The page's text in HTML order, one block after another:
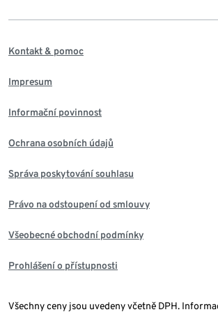
Kontakt & pomoc
Impresum
Informační povinnost
Ochrana osobních údajů
Správa poskytování souhlasu
Právo na odstoupení od smlouvy
Všeobecné obchodní podmínky
Prohlášení o přístupnosti
Všechny ceny jsou uvedeny včetně DPH.